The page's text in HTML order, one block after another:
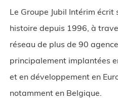
Le Groupe Jubil Intérim écrit
histoire depuis 1996, à
réseau de plus de 90
principalement implantées
et en développement en
notamment en Belgique.